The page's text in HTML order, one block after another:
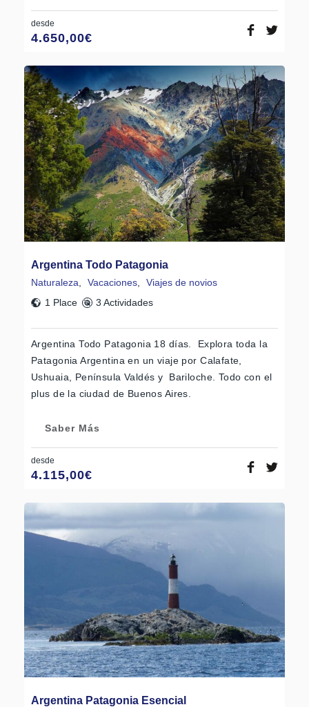
desde
4.650,00€
Argentina Todo Patagonia
Naturaleza Vacaciones
Viajes de novios
1 Place
3 Actividades
Argentina Todo Patagonia 18 días. Explora toda la
Patagonia Argentina en un viaje por Calafate,
Ushuaia, Península Valdés y Bariloche. Todo con el
plus de la ciudad de Buenos Aires.
Saber Más
desde
4.115,00€
Argentina Patagonia Esencial